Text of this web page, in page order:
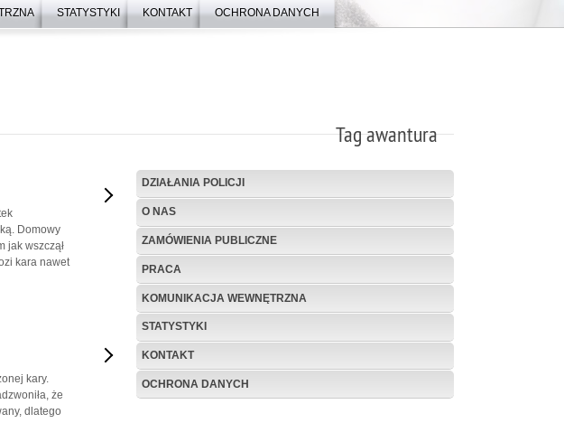
STATYSTYKI KONTAKT OCHRONA DANYCH
Tag awantura
DZIAŁANIA POLICJI
O NAS
ZAMÓWIENIA PUBLICZNE
PRACA
KOMUNIKACJA WEWNĘTRZNA
STATYSTYKI
KONTAKT
OCHRONA DANYCH
Domowy
jak wszczął
kara nawet
kary.
że
dlatego